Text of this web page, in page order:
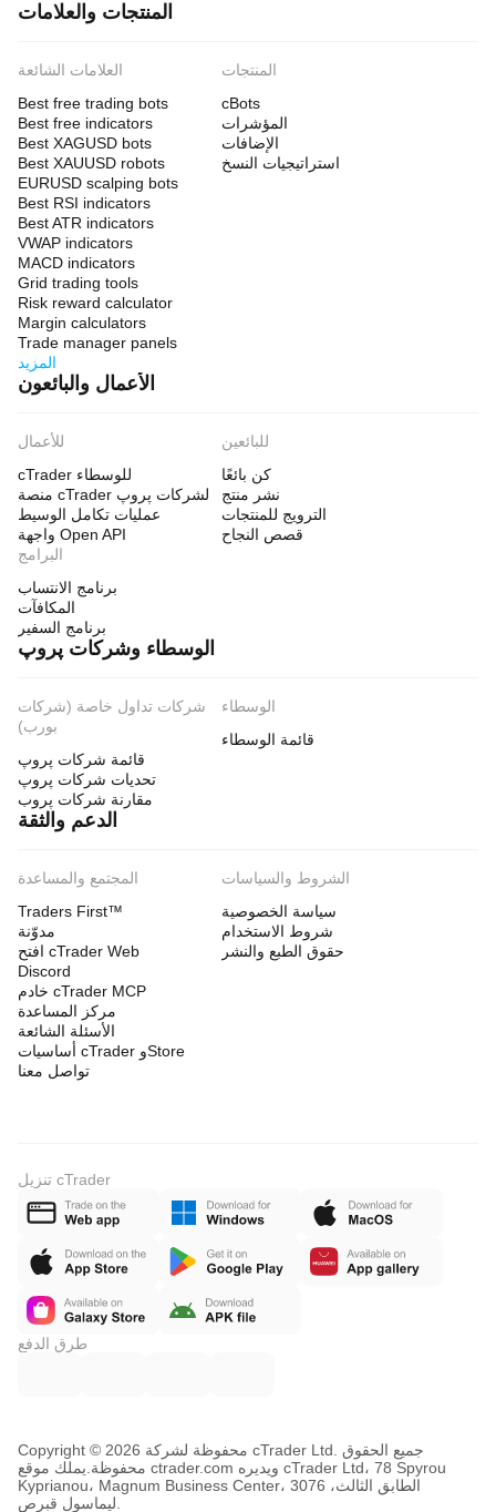
المنتجات والعلامات
العلامات الشائعة
Best free trading bots
Best free indicators
Best XAGUSD bots
Best XAUUSD robots
EURUSD scalping bots
Best RSI indicators
Best ATR indicators
VWAP indicators
MACD indicators
Grid trading tools
Risk reward calculator
Margin calculators
Trade manager panels
المزيد
المنتجات
cBots
المؤشرات
الإضافات
استراتيجيات النسخ
الأعمال والبائعون
للأعمال
cTrader للوسطاء
منصة cTrader لشركات پروپ
عمليات تكامل الوسيط
واجهة Open API
للبائعين
كن بائعًا
نشر منتج
الترويج للمنتجات
قصص النجاح
البرامج
برنامج الانتساب
المكافآت
برنامج السفير
الوسطاء وشركات پروپ
شركات تداول خاصة (شركات
بورب)
قائمة شركات پروپ
تحديات شركات پروپ
مقارنة شركات پروب
الوسطاء
قائمة الوسطاء
الدعم والثقة
المجتمع والمساعدة
Traders First™
مدوّنة
افتح cTrader Web
Discord
خادم cTrader MCP
مركز المساعدة
الأسئلة الشائعة
أساسيات cTrader وStore
تواصل معنا
الشروط والسياسات
سياسة الخصوصية
شروط الاستخدام
حقوق الطبع والنشر
تنزيل cTrader
طرق الدفع
Copyright © محفوظة لشركة 2026 cTrader Ltd. جميع الحقوق
محفوظة. يملك موقع ctrader.com ويديره cTrader Ltd، 78 Spyrou
Kyprianou، Magnum Business Center، الطابق الثالث، 3076